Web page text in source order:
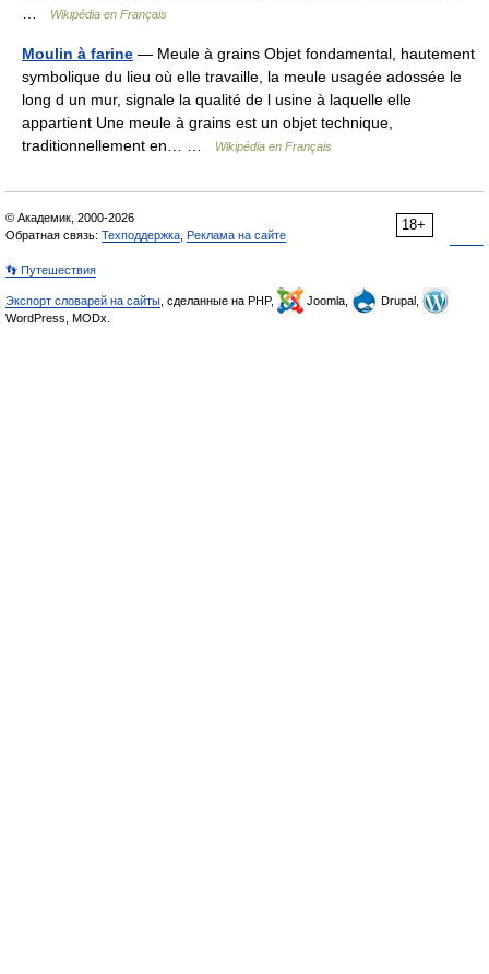
Wikipédia en Français
Moulin à farine — Meule à grains Objet fondamental, hautement
symbolique du lieu où elle travaille, la meule usagée adossée le
long d un mur, signale la qualité de l usine à laquelle elle
appartient Une meule à grains est un objet technique,
traditionnellement en… …
Wikipédia en Français
18+
© Академик, 2000-2026
Обратная связь: Техподдержка Реклама на сайте
👣 Путешествия
Экспорт словарей на сайты , сделанные на PHP, Joomla,
Drupal,
WordPress, MODx.